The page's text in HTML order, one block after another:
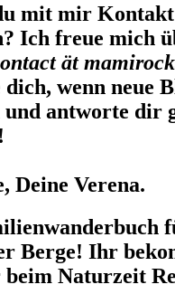
mit mir Kontakt
Ich freue mich
ät
wenn neue
und antworte dir
Deine Verena.
Berge! Ihr
Naturzeit